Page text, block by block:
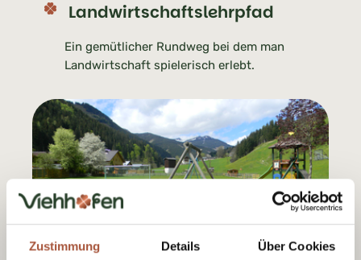
Zustimmung Details Über Cookies
Landwirtschaftslehrpfad
Ein gemütlicher Rundweg bei dem man
Landwirtschaft spielerisch erlebt.